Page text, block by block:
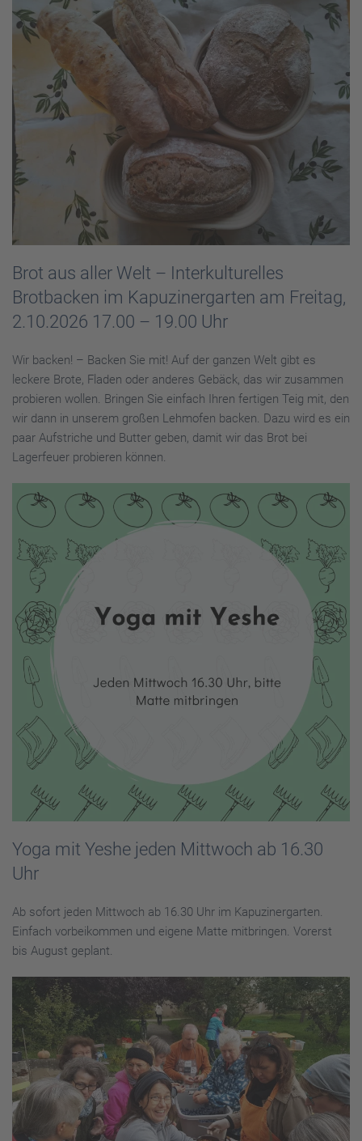
Brot aus aller Welt – Interkulturelles
Brotbacken im Kapuzinergarten am Freitag,
2.10.2026 17.00 – 19.00 Uhr
Wir backen! – Backen Sie mit! Auf der ganzen Welt gibt es
leckere Brote, Fladen oder anderes Gebäck, das wir zusammen
probieren wollen. Bringen Sie einfach Ihren fertigen Teig mit, den
wir dann in unserem großen Lehmofen backen. Dazu wird es ein
paar Aufstriche und Butter geben, damit wir das Brot bei
Lagerfeuer probieren können.
Yoga mit Yeshe jeden Mittwoch ab 16.30
Uhr
Ab sofort jeden Mittwoch ab 16.30 Uhr im Kapuzinergarten.
Einfach vorbeikommen und eigene Matte mitbringen. Vorerst
bis August geplant.